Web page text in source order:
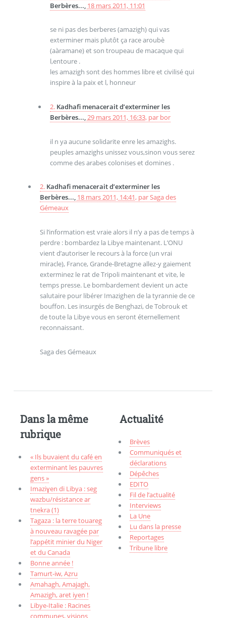
Berbères..., 18 mars 2011, 11:01
se ni pas des berberes (amazigh) qui vas
exterminer mais plutôt ça race aroubè
(aàramane) et son troupeau de macaque qui
l,entoure .
les amazigh sont des hommes libre et civilisé qui
inspire à la paix et l, honneur
2. Kadhafi menacerait d’exterminer les
Berbères...,29 mars 2011, 16:33, par bor
il n ya aucune solidarite enre les amazighs.
peuples amazighs unissez vous,sinon vous serez
comme des arabes colonises et domines .
2. Kadhafi menacerait d’exterminer les
Berbères..., 18 mars 2011, 14:41, parSaga des
Gémeaux
Si l’information est vraie alors il n’y a pas de temps à
perdre : bombardez la Libye maintenant. L’ONU
vient d’autoriser le recours à la force (un vrai
miracle), France, Grande-Bretagne allez-y gaiement
exterminez le rat de Tripoli maintenant et vite, le
temps presse. Le bombardement devient un acte
salutaire pour libérer Imazighen de la tyrannie de ce
bouffon. Les insurgés de Benghazi, de Tobrouk et
de toute la Libye vous en seront éternellement
reconnaissant.
Saga des Gémeaux
Dans la même
rubrique
« Ils buvaient du café en
exterminant les pauvres
gens »
Imaziɣen di Libya : seg
wazbu/résistance ar
tnekra (1)
Tagaza : la terre touareg
à nouveau ravagée par
l’appétit minier du Niger
et du Canada
Bonne année !
Tamurt-iw, Aẓru
Amahagh, Amajagh,
Amazigh, aret iyen !
Libye-Italie : Racines
communes, visions
Actualité
Brèves
Communiqués et
déclarations
Dépêches
EDITO
Fil de l’actualité
Interviews
La Une
Lu dans la presse
Reportages
Tribune libre